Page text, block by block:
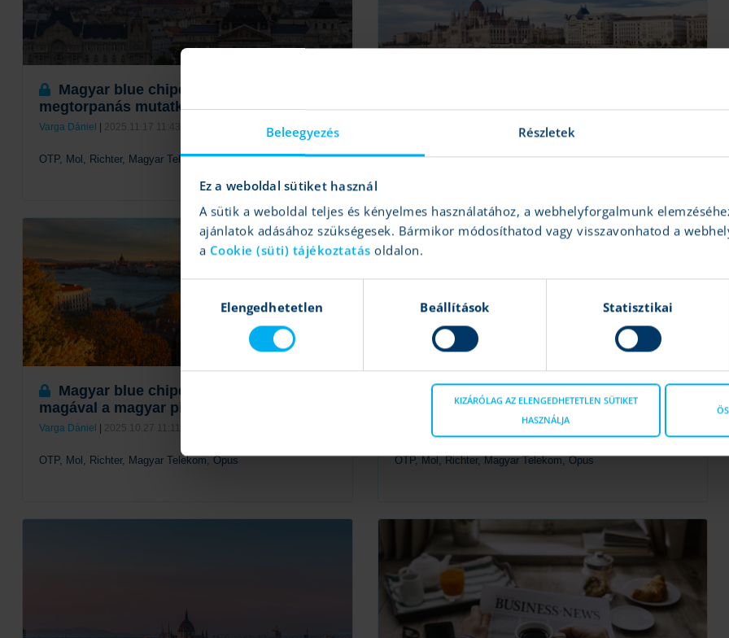
Beleegyezés Részletek
Ez a weboldal sütiket használ
A sütik a weboldal teljes és kényelmes használatához, a webhelyforgalmunk
ajánlatok adásához szükségesek. Bármikor módosíthatod vagy visszavonhatod a
a Cookie (süti) tájékoztatás oldalon.
kiválasztásaElengedhetetlen Beállítások Statisztikai
KIZÁRÓLAG AZ ELENGEDHETETLEN SÜTIKET
HASZNÁLJA
Magyar blue chipek: Kisebb
megtorpanás mutatkozik
Varga Dániel 2025.11.17 11:43
OTP, Mol, Richter, Magyar Telekom, Opus
közepette új csúcson a BUX
2025.11.10 14:12
OTP, Mol, Richter, Magyar Telekom, Opus
Tovább
Magyar blue chipek: Az OTP húzza
magával a magyar piacot
Varga Dániel 2025.10.27 11:11
OTP, Mol, Richter, Magyar Telekom, Opus
Tovább
Magyar blue chipek: Az OTP húzza fel a
BUX teljesítményét
OTP, Mol, Richter, Magyar Telekom, Opus
Tovább